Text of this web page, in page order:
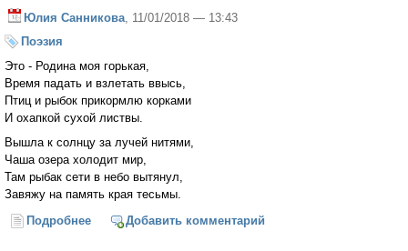
Юлия Санникова , 11/01/2018 — 13:43
Поэзия
Это - Родина моя горькая,
Время падать и взлетать ввысь,
Птиц и рыбок прикормлю корками
И охапкой сухой листвы.
Вышла к солнцу за лучей нитями,
Чаша озера холодит мир,
Там рыбак сети в небо вытянул,
Завяжу на память края тесьмы.
Подробнее о Это - Родина моя горькая
Добавить комментарий